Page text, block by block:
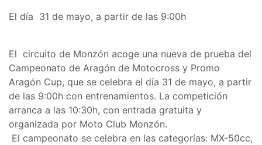
El día 31 de mayo, a partir de las 9:00h
El circuito de Monzón acoge una nueva de prueba del
Campeonato de Aragón de Motocross y Promo
Aragón Cup, que se celebra el día 31 de mayo, a partir
de las 9:00h con entrenamientos. La competición
arranca a las 10:30h, con entrada gratuita y
organizada por Moto Club Monzón.
El campeonato se celebra en las categorías: MX-50cc,